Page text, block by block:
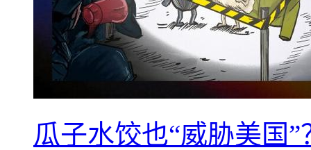
瓜子水饺也“威胁美国”